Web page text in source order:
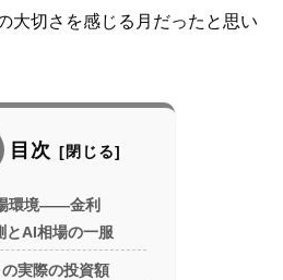
大切さを感じる月だったと思い
目次
環境——金利
とAI相場の一服
実際の投資額